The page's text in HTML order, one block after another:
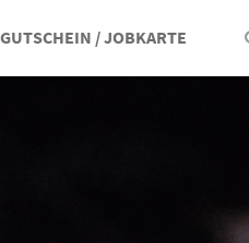
GUTSCHEIN / JOBKARTE